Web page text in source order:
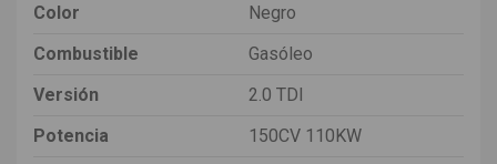
Color
Negro
Combustible
Gasóleo
Versión
2.0 TDI
Potencia
150CV 110KW